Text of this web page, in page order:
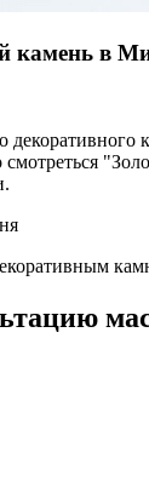
камень в
смотреться